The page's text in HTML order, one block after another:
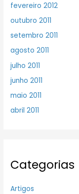
fevereiro 2012
outubro 2011
setembro 2011
agosto 2011
julho 2011
junho 2011
maio 2011
abril 2011
Categorias
Artigos